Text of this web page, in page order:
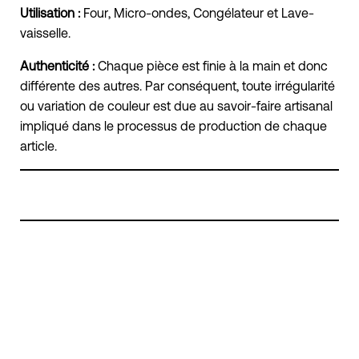
Utilisation : Four, Micro-ondes, Congélateur et Lave-
vaisselle.
Authenticité : Chaque pièce est finie à la main et donc
différente des autres. Par conséquent, toute irrégularité
ou variation de couleur est due au savoir-faire artisanal
impliqué dans le processus de production de chaque
article.